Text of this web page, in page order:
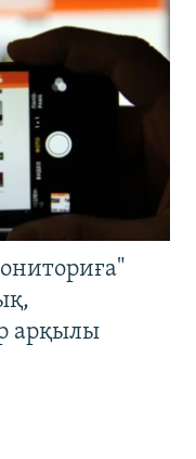
арқылы